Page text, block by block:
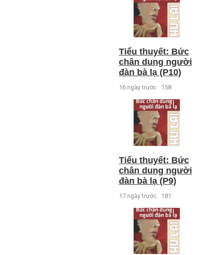
Tiểu thuyết: Bức
chân dung người
đàn bà lạ (P10)
16 ngày trước 158
Tiểu thuyết: Bức
chân dung người
đàn bà lạ (P9)
17 ngày trước 181